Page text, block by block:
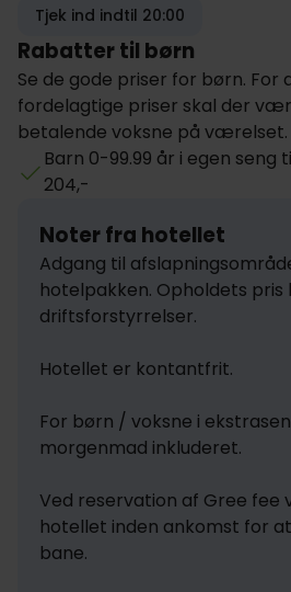
Tjek ind indtil 20:00
Rabatter til børn
Se de gode priser for børn. For
fordelagtige priser skal der
betalende voksne på værelset.
Barn 0-99.99 år i egen seng
204,-
Noter fra hotellet
Adgang til
hotelpakken. Opholdets pris
driftsforstyrrelser.
Hotellet er kontantfrit.
For børn / voksne i
morgenmad inkluderet.
Ved reservation af Gree fee
hotellet inden ankomst for
bane.